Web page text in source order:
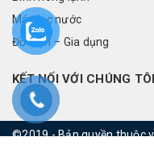
Máy lọc nước
Đồ điện – Gia dụng
KẾT NỐI VỚI CHÚNG TÔI
©2019 - Bản quyền thuộc